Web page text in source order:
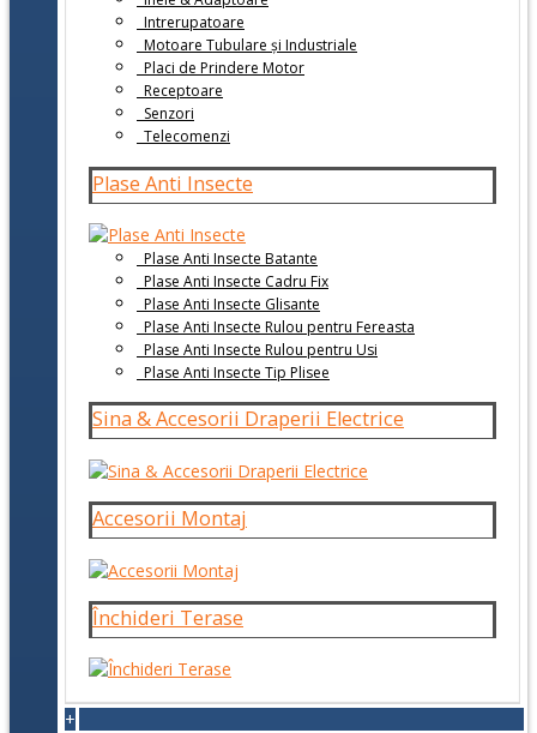
Intrerupatoare
Motoare Tubulare și Industriale
Placi de Prindere Motor
Receptoare
Senzori
Telecomenzi
Plase Anti Insecte
Plase Anti Insecte Batante
Plase Anti Insecte Cadru Fix
Plase Anti Insecte Glisante
Plase Anti Insecte Rulou pentru Fereasta
Plase Anti Insecte Rulou pentru Usi
Plase Anti Insecte Tip Plisee
Sina & Accesorii Draperii Electrice
Accesorii Montaj
Închideri Terase
+